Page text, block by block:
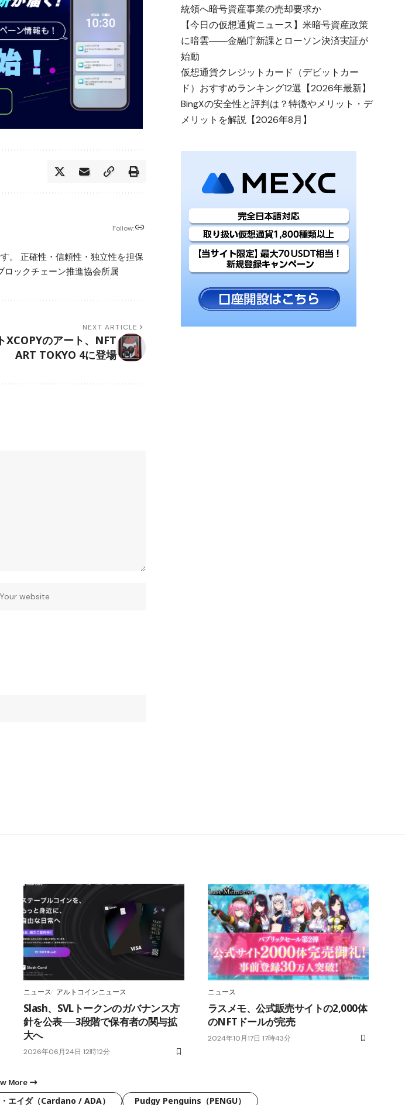
Follow:
。 正確性・信頼性・独立性を担保
ックチェーン推進協会所属
NEXT ARTICLE
XCOPYのアート、NFT
ART TOKYO 4に登場
統領へ暗号資産事業の売却要求か
【今日の仮想通貨ニュース】米暗号資産政策
に暗雲――金融庁新課とローソン決済実証が
始動
仮想通貨クレジットカード（デビットカー
ド）おすすめランキング12選【2026年最新】
BingXの安全性と評判は？特徴やメリット・デ
メリットを解説【2026年8月】
ニュース アルトコインニュース
Slash、SVLトークンのガバナンス方
針を公表──3段階で保有者の関与拡
大へ
2026年06月24日 12時12分
ニュース
ラスメモ、公式販売サイトの2,000体
のNFTドールが完売
2024年10月17日 17時43分
More
エイダ（Cardano / ADA） Pudgy Penguins（PENGU）